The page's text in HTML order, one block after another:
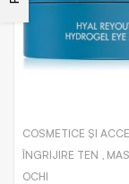
COSMETICE ȘI
ÎNGRIJIRE TEN ,
OCHI